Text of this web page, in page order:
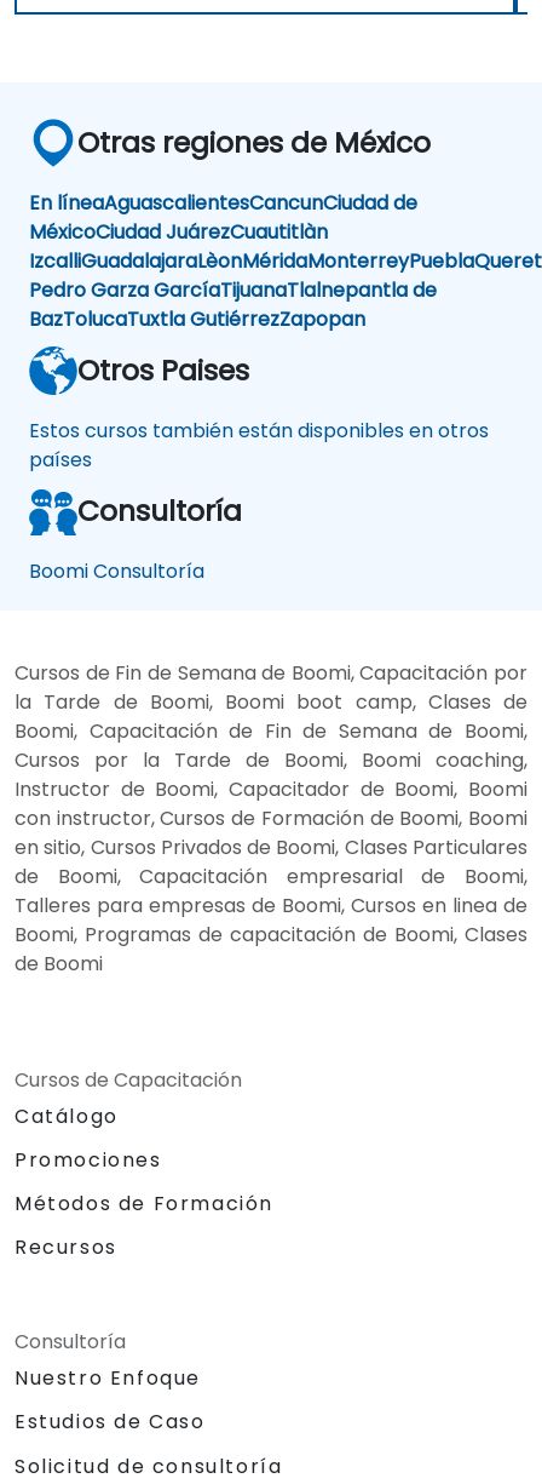
Otras regiones de México
En líneaAguascalientesCancunCiudad de
MéxicoCiudad JuárezCuautitlàn
IzcalliGuadalajaraLèonMéridaMonterreyPuebla
Pedro Garza GarcíaTijuanaTlalnepantla de
BazTolucaTuxtla GutiérrezZapopan
Otros Paises
Estos cursos también están disponibles en otros
países
Consultoría
Boomi Consultoría
Cursos de Fin de Semana de Boomi, Capacitación por
la Tarde de Boomi, Boomi boot camp, Clases de
Boomi, Capacitación de Fin de Semana de Boomi,
Cursos por la Tarde de Boomi, Boomi coaching,
Instructor de Boomi, Capacitador de Boomi, Boomi
con instructor, Cursos de Formación de Boomi, Boomi
en sitio, Cursos Privados de Boomi, Clases Particulares
de Boomi, Capacitación empresarial de Boomi,
Talleres para empresas de Boomi, Cursos en linea de
Boomi, Programas de capacitación de Boomi, Clases
de Boomi
Cursos de Capacitación
Catálogo
Promociones
Métodos de Formación
Recursos
Consultoría
Nuestro Enfoque
Estudios de Caso
Solicitud de consultoría